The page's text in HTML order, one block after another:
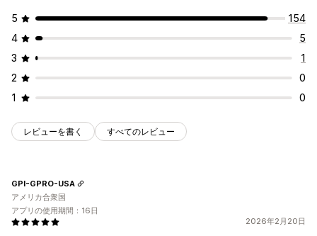
5
154
4
5
3
1
2
0
1
0
レビューを書く すべてのレビュー
2026年2月20日
GPI-GPRO-USA
アメリカ合衆国
アプリの使用期間：16日